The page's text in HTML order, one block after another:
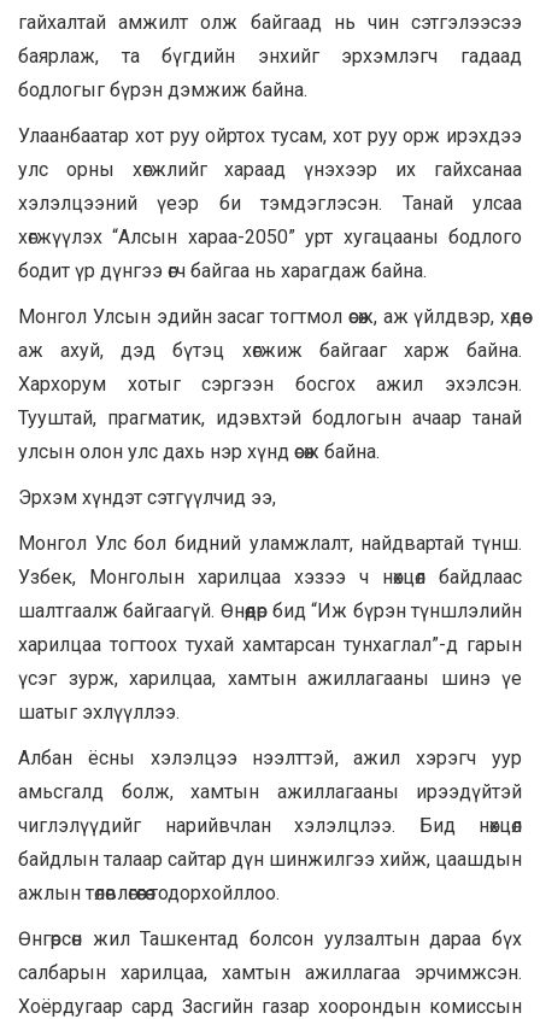
гайхалтай амжилт олж байгаад нь чин сэтгэлээсээ
баярлаж, та бүгдийн энхийг эрхэмлэгч гадаад
бодлогыг бүрэн дэмжиж байна.
Улаанбаатар хот руу ойртох тусам, хот руу орж ирэхдээ
улс орны хөгжлийг хараад үнэхээр их гайхсанаа
хэлэлцээний үеэр би тэмдэглэсэн. Танай улсаа
хөгжүүлэх “Алсын хараа-2050” урт хугацааны бодлого
бодит үр дүнгээ өгч байгаа нь харагдаж байна.
Монгол Улсын эдийн засаг тогтмол өсөж, аж үйлдвэр, хөдөө
аж ахуй, дэд бүтэц хөгжиж байгааг харж байна.
Хархорум хотыг сэргээн босгох ажил эхэлсэн.
Тууштай, прагматик, идэвхтэй бодлогын ачаар танай
улсын олон улс дахь нэр хүнд өсөж байна.
Эрхэм хүндэт сэтгүүлчид ээ,
Монгол Улс бол бидний уламжлалт, найдвартай түнш.
Узбек, Монголын харилцаа хэзээ ч нөхцөл байдлаас
шалтгаалж байгаагүй. Өнөөдөр бид “Иж бүрэн түншлэлийн
харилцаа тогтоох тухай хамтарсан тунхаглал”-д гарын
үсэг зурж, харилцаа, хамтын ажиллагааны шинэ үе
шатыг эхлүүллээ.
Албан ёсны хэлэлцээ нээлттэй, ажил хэрэгч уур
амьсгалд болж, хамтын ажиллагааны ирээдүйтэй
чиглэлүүдийг нарийвчлан хэлэлцлээ. Бид нөхцөл
байдлын талаар сайтар дүн шинжилгээ хийж, цаашдын
ажлын төлөвлөгөөгөө тодорхойллоо.
Өнгөрсөн жил Ташкентад болсон уулзалтын дараа бүх
салбарын харилцаа, хамтын ажиллагаа эрчимжсэн.
Хоёрдугаар сард Засгийн газар хоорондын комиссын